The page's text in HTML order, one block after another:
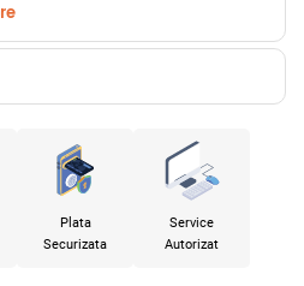
Plata
Securizata
Service
Autorizat